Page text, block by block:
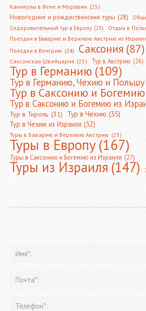
Каникулы в Вене и Моравии (25)
Новогодние и рождественские туры (28)
Оздоровительный тур в Европу (23) Отдых в
Поездки в Баварию и Верхнюю Австрию из
Поездки в Венгрию (24) Саксония(87)
Саксонская Швейцария (25) Тур в Австрию (26)
Тур в Германию(109)
Тур в Германию, Чехию и Польшу
Тур в Саксонию и Богемию
Тур в Саксонию и Богемию из
Тур в Тироль (31) Тур в Чехию (35)
Тур в Чехию из Израиля (32)
Туры в Баварию и Верхнюю Австрию (25)
Туры в Европу(167)
Туры в Саксонию и Богемию из Израиля (27)
Туры из Израиля(147)